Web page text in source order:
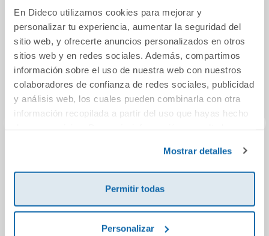
En Dideco utilizamos cookies para mejorar y
personalizar tu experiencia, aumentar la seguridad del
sitio web, y ofrecerte anuncios personalizados en otros
sitios web y en redes sociales. Además, compartimos
información sobre el uso de nuestra web con nuestros
colaboradores de confianza de redes sociales, publicidad
y análisis web, los cuales pueden combinarla con otra
información recopilada a partir del uso que hayas hecho
Mostrar detalles
Permitir todas
Personalizar
16,00€
Memorias de
anteayer
21,95€
Comprar